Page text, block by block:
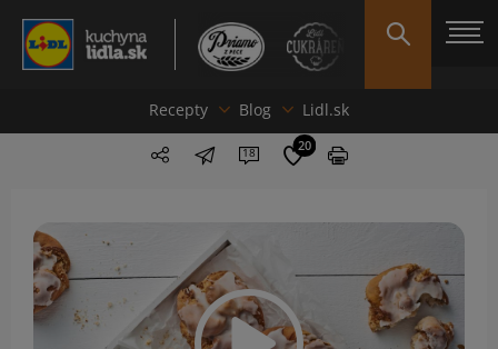
Recepty Blog Lidl.sk
18 20